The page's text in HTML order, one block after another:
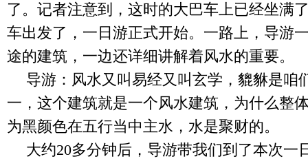
了。记者注意到，这时的大巴车上已经坐满
车出发了，一日游正式开始。一路上，导游
途的建筑，一边还详细讲解着风水的重要。
导游：风水又叫易经又叫玄学，貔貅是咱
一，这个建筑就是一个风水建筑，为什么整
为黑颜色在五行当中主水，水是聚财的。
大约20多分钟后，导游带我们到了本次一